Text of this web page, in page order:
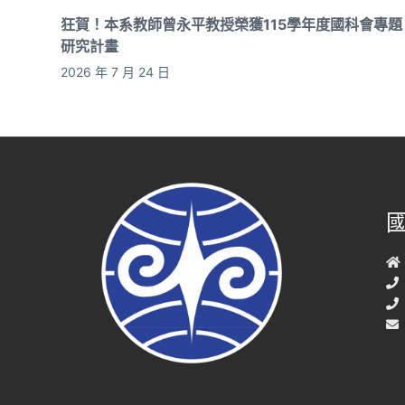
狂賀！本系教師曾永平教授榮獲115學年度國科會專題
研究計畫
2026 年 7 月 24 日